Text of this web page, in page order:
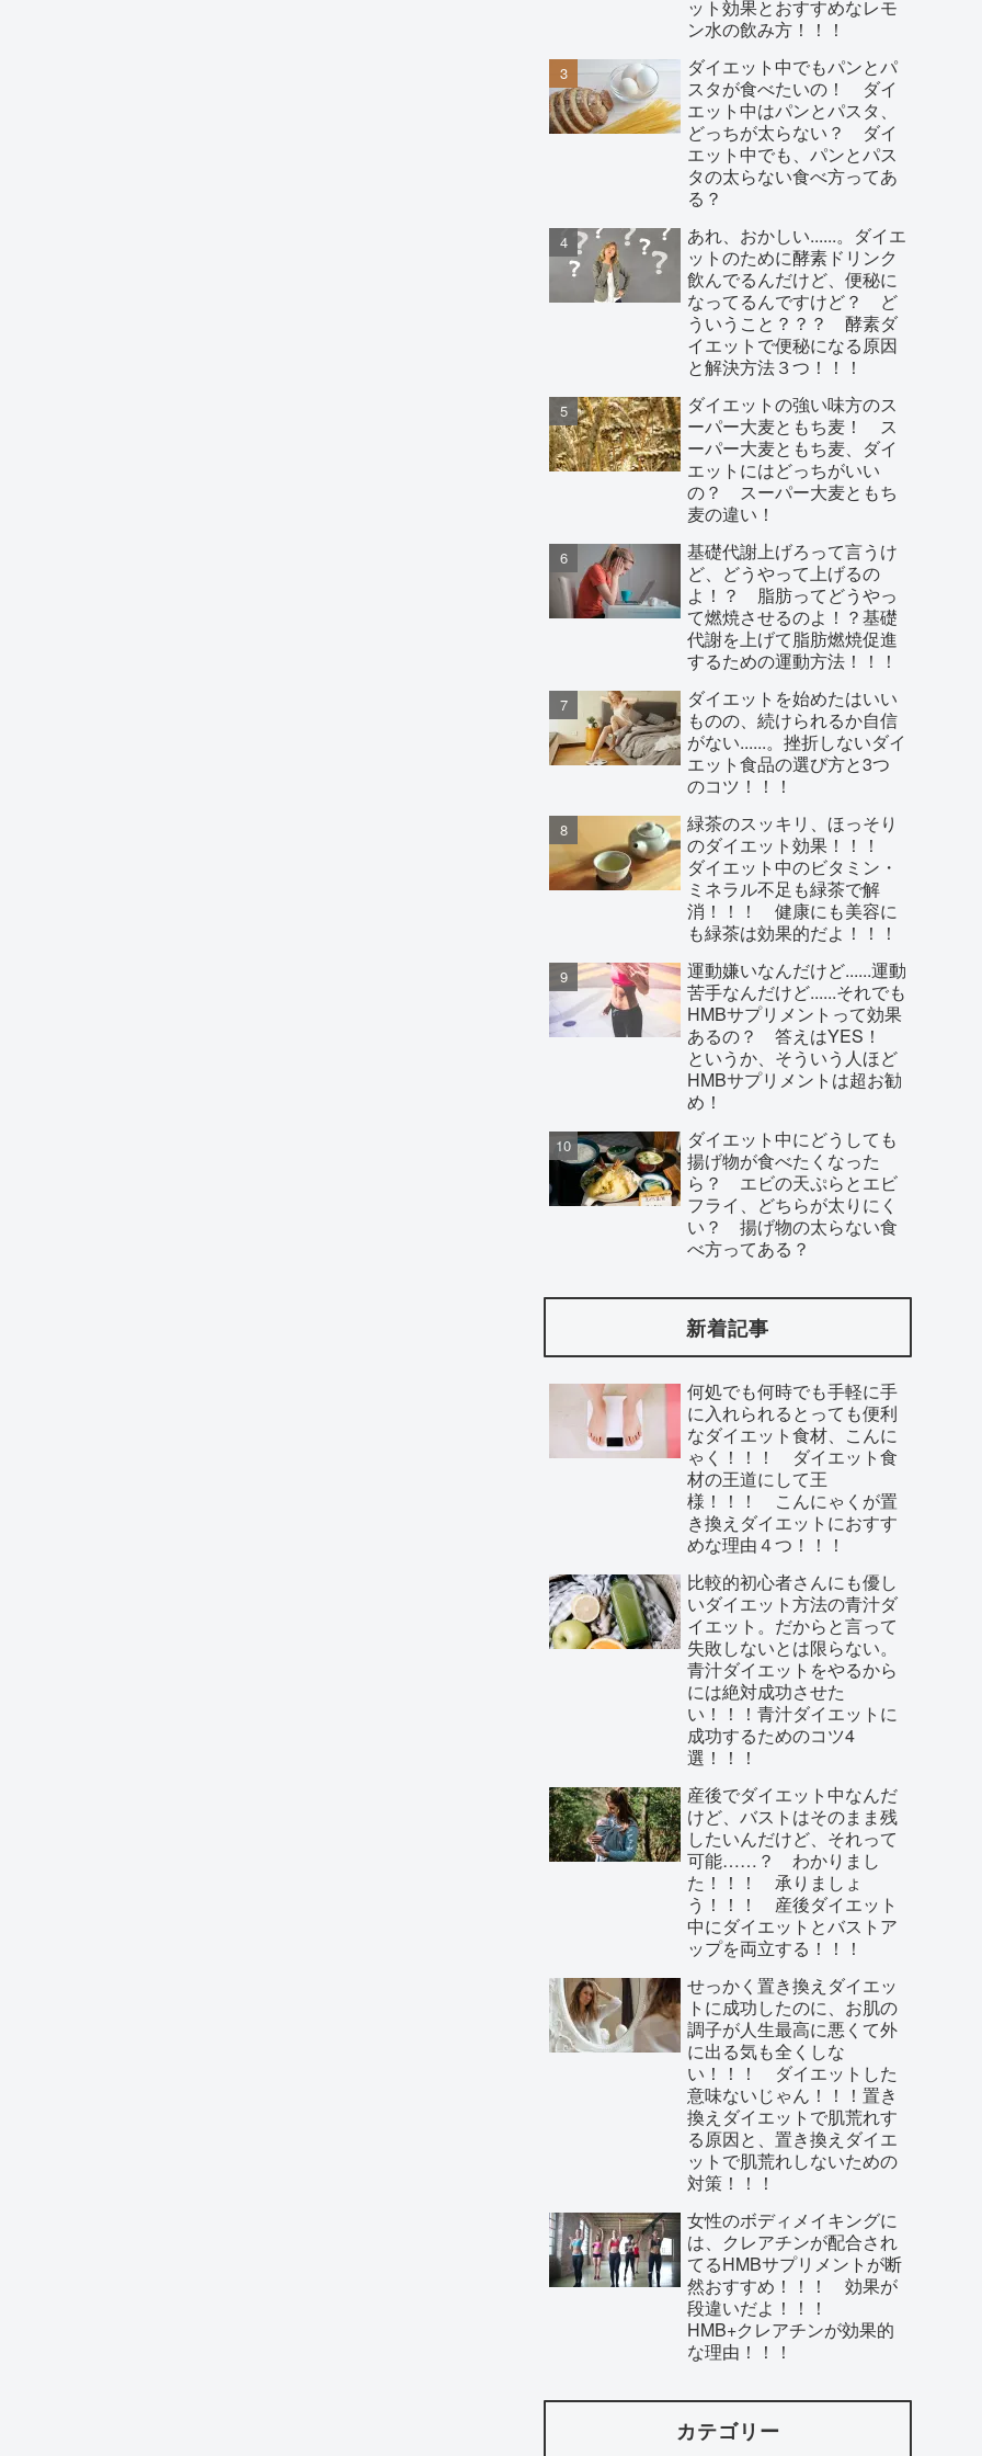
ット効果とおすすめなレモ
ン水の飲み方！！！
ダイエット中でもパンとパ
スタが食べたいの！ ダイ
エット中はパンとパスタ、
どっちが太らない？ ダイ
エット中でも、パンとパス
タの太らない食べ方ってあ
る？
あれ、おかしい......。ダイエ
ットのために酵素ドリンク
飲んでるんだけど、便秘に
なってるんですけど？ ど
ういうこと？？？ 酵素ダ
イエットで便秘になる原因
と解決方法３つ！！！
ダイエットの強い味方のス
ーパー大麦ともち麦！ ス
ーパー大麦ともち麦、ダイ
エットにはどっちがいい
の？ スーパー大麦ともち
麦の違い！
基礎代謝上げろって言うけ
ど、どうやって上げるの
よ！？ 脂肪ってどうやっ
て燃焼させるのよ！？基礎
代謝を上げて脂肪燃焼促進
するための運動方法！！！
ダイエットを始めたはいい
ものの、続けられるか自信
がない......。挫折しないダイ
エット食品の選び方と3つ
のコツ！！！
緑茶のスッキリ、ほっそり
のダイエット効果！！！
ダイエット中のビタミン・
ミネラル不足も緑茶で解
消！！！ 健康にも美容に
も緑茶は効果的だよ！！！
運動嫌いなんだけど......運動
苦手なんだけど......それでも
HMBサプリメントって効果
あるの？ 答えはYES！
というか、そういう人ほど
HMBサプリメントは超お勧
め！
ダイエット中にどうしても
揚げ物が食べたくなった
ら？ エビの天ぷらとエビ
フライ、どちらが太りにく
い？ 揚げ物の太らない食
べ方ってある？
新着記事
何処でも何時でも手軽に手
に入れられるとっても便利
なダイエット食材、こんに
ゃく！！！ ダイエット食
材の王道にして王
様！！！ こんにゃくが置
き換えダイエットにおすす
めな理由４つ！！！
比較的初心者さんにも優し
いダイエット方法の青汁ダ
イエット。だからと言って
失敗しないとは限らない。
青汁ダイエットをやるから
には絶対成功させた
い！！！青汁ダイエットに
成功するためのコツ4
選！！！
産後でダイエット中なんだ
けど、バストはそのまま残
したいんだけど、それって
可能……？ わかりまし
た！！！ 承りましょ
う！！！ 産後ダイエット
中にダイエットとバストア
ップを両立する！！！
せっかく置き換えダイエッ
トに成功したのに、お肌の
調子が人生最高に悪くて外
に出る気も全くしな
い！！！ ダイエットした
意味ないじゃん！！！置き
換えダイエットで肌荒れす
る原因と、置き換えダイエ
ットで肌荒れしないための
対策！！！
女性のボディメイキングに
は、クレアチンが配合され
てるHMBサプリメントが断
然おすすめ！！！ 効果が
段違いだよ！！！
HMB+クレアチンが効果的
な理由！！！
カテゴリー